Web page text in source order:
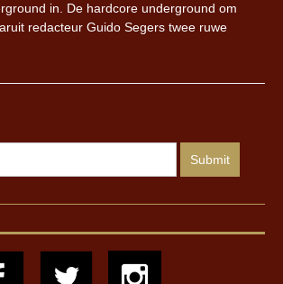
in. De hardcore underground om
redacteur Guido Segers twee ruwe